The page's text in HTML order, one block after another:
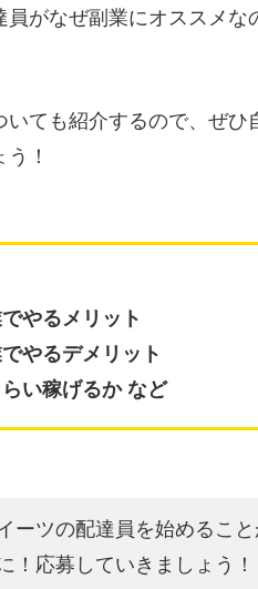
がなぜ副業にオススメな
いても紹介するので、ぜ
！
やるメリット
やるデメリット
い稼げるか など
ーツの配達員を始めること
！応募していきましょう！